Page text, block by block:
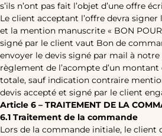
s’ils n’ont pas fait l’objet d’une offre
Le client acceptant l’offre devra signer
et la mention manuscrite « BON
signé par le client vaut Bon de
envoyer le devis signé par mail à
règlement de l’acompte d’un montant
totale, sauf indication contraire
devis accepté et signé par le client
Article 6 – TRAITEMENT DE LA
6.1 Traitement de la commande
Lors de la commande initiale, le client